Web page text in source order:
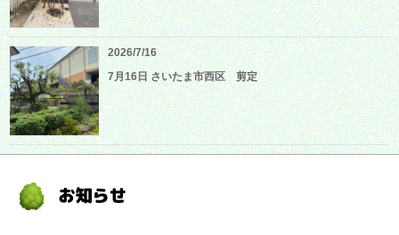
2026/7/16
7月16日 さいたま市西区 剪定